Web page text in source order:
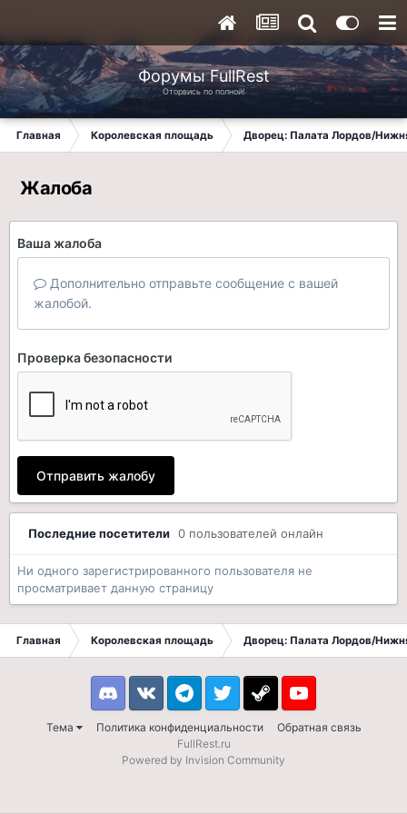
Форумы FullRest
Оторвись по полной!
Главная Королевская площадь Дворец: Палата Лордов/
Жалоба
Ваша жалоба
Дополнительно отправьте сообщение с вашей
жалобой.
Проверка безопасности
Отправить жалобу
Последние посетители 0 пользователей онлайн
Ни одного зарегистрированного пользователя не
просматривает данную страницу
Главная Королевская площадь Дворец: Палата Лордов/
Тема Политика конфиденциальности Обратная связь
DiscordVK TelegramTwitter Steam Youtube
FullRest.ru
Powered by Invision Community